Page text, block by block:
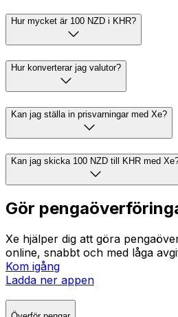
Hur mycket är 100 NZD i KHR?
Hur konverterar jag valutor?
Kan jag ställa in prisvarningar med Xe?
Kan jag skicka 100 NZD till KHR med
Gör
Xe hjälper dig att göra
online, snabbt och med låga
Kom igång
Ladda ner appen